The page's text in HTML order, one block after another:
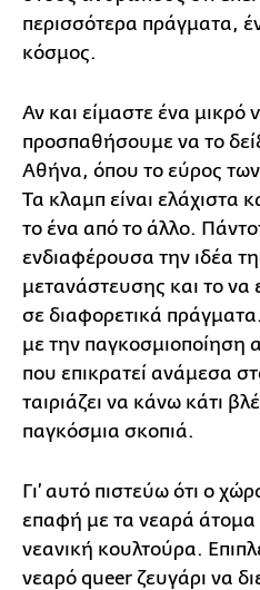
περισσότερα πράγματα,
κόσμος.
Αν και είμαστε ένα μικρό
προσπαθήσουμε να το
Αθήνα, όπου το εύρος των
Τα κλαμπ είναι ελάχιστα
το ένα από το άλλο.
ενδιαφέρουσα την ιδέα
μετανάστευσης και το να
σε διαφορετικά
με την παγκοσμιοποίηση
που επικρατεί ανάμεσα
ταιριάζει να κάνω κάτι
παγκόσμια σκοπιά.
Γι’ αυτό πιστεύω ότι ο
επαφή με τα νεαρά άτομα
νεανική κουλτούρα.
νεαρό queer ζευγάρι να